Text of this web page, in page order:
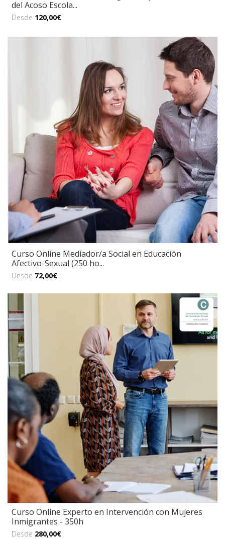
del Acoso Escola...
Desde 120,00€
Curso Online Mediador/a Social en Educación
Afectivo-Sexual (250 ho...
Desde 72,00€
Curso Online Experto en Intervención con Mujeres
Inmigrantes - 350h
Desde 280,00€